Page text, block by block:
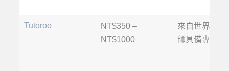
Tutoroo
NT$350 –
NT$1000
來自世界各地
師具備專業教